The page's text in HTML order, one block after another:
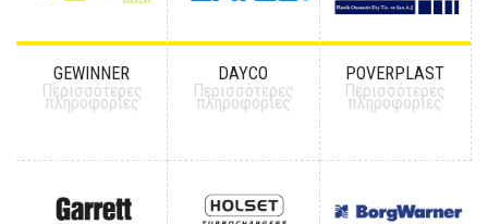
GEWINNER
Περισσότερες
πληροφορίες
DAYCO
Περισσότερες
πληροφορίες
POVERPLAST
Περισσότερες
πληροφορίες